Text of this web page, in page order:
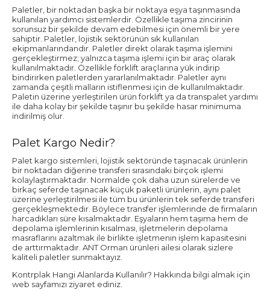
Paletler, bir noktadan başka bir noktaya eşya taşınmasında
kullanılan yardımcı sistemlerdir. Özellikle taşıma zincirinin
sorunsuz bir şekilde devam edebilmesi için önemli bir yere
sahiptir. Paletler, lojistik sektörünün sık kullanılan
ekipmanlarındandır. Paletler direkt olarak taşıma işlemini
gerçekleştirmez; yalnızca taşıma işlemi için bir araç olarak
kullanılmaktadır. Özellikle forklift araçlarına yük indirip
bindirirken paletlerden yararlanılmaktadır. Paletler aynı
zamanda çeşitli malların istiflenmesi için de kullanılmaktadır.
Paletin üzerine yerleştirilen ürün forklift ya da transpalet yardımı
ile daha kolay bir şekilde taşınır bu şekilde hasar minimuma
indirilmiş olur.
Palet Kargo Nedir?
Palet kargo sistemleri, lojistik sektöründe taşınacak ürünlerin
bir noktadan diğerine transferi sırasındaki birçok işlemi
kolaylaştırmaktadır. Normalde çok daha uzun sürelerde ve
birkaç seferde taşınacak küçük paketli ürünlerin, aynı palet
üzerine yerleştirilmesi ile tüm bu ürünlerin tek seferde transferi
gerçekleşmektedir. Böylece transfer işlemlerinde de firmaların
harcadıkları süre kısalmaktadır. Eşyaların hem taşıma hem de
depolama işlemlerinin kısalması, işletmelerin depolama
masraflarını azaltmak ile birlikte işletmenin işlem kapasitesini
de arttırmaktadır. ANT Orman ürünleri ailesi olarak sizlere
kaliteli paletler sunmaktayız.
Kontrplak Hangi Alanlarda Kullanılır? Hakkında bilgi almak için
web sayfamızı ziyaret ediniz.